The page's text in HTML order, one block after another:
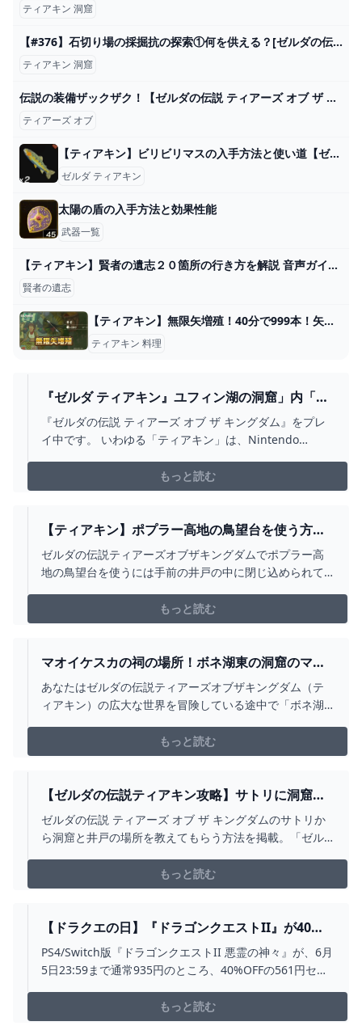
ティアキン 洞窟
【#376】石切り場の採掘抗の探索①何を供える？[ゼルダの伝説 ティアーズ オブ ザ キングダム] - YouTube
ティアキン 洞窟
伝説の装備ザックザク！【ゼルダの伝説 ティアーズ オブ ザ キングダム】#8 - YouTube
ティアーズ オブ
【ティアキン】ビリビリマスの入手方法と使い道【ゼルダの伝説ティアーズオブザキングダム】 - 神ゲー攻略
ゼルダ ティアキン
太陽の盾の入手方法と効果性能
武器一覧
【ティアキン】賢者の遺志２０箇所の行き方を解説 音声ガイドで解りやすく説明いたします Zelda TOTK ゼルダの伝説 ティアーズオブザキングダム - YouTube
賢者の遺志
【ティアキン】無限矢増殖！40分で999本！矢が足りない時の集め方 - ゼルダ攻略Wikiティアキンまとめ速報
ティアキン 料理
『ゼルダ ティアキン』ユフィン湖の洞窟」内「モ
シャピンの祠」とほこらチャレンジ「ユフィン湖
の洞窟に眠る水晶」を攻略しました - ディスディ
『ゼルダの伝説 ティアーズ オブ ザ キングダム』をプレ
イ中です。 いわゆる「ティアキン」は、Nintendo
ャーゲームです。 前回は「シスラナの祠」とほこらチャ
レンジ「ヘブラ山の北の祠と水晶」を攻略しました。 今
もっと読む
【ティアキン】ポプラー高地の鳥望台を使う方
法・ポプラー高地北の井戸の中にいる男を助ける
方法【ゼルダの伝説ティアーズオブザキングダ
ゼルダの伝説ティアーズオブザキングダムでポプラー高
地の鳥望台を使うには手前の井戸の中に閉じ込められて
除することができないので反対側に回ってスイッチを
もっと読む
マオイケスカの祠の場所！ボネ湖東の洞窟のマヨ
イとコログ【ティアキン】 とあるゲームブログの
軌跡
あなたはゼルダの伝説ティアーズオブザキングダム（テ
ィアキン）の広大な世界を冒険している途中で「ボネ湖
洞窟ではなく、中には秘密が隠されています。 その一つ
がマオイケスカの祠、そしてマヨイです
もっと読む
【ゼルダの伝説ティアキン攻略】サトリに洞窟と
井戸の場所を教えてもらう方法 ゲームサーチ
ゼルダの伝説 ティアーズ オブ ザ キングダムのサトリか
ら洞窟と井戸の場所を教えてもらう方法を掲載。「ゼル
伝説ティアキン 洞窟の場所をしりたい」という人は参考
にしてください。
もっと読む
【ドラクエの日】『ドラゴンクエストII』が40％
オフ。ロンダルキアの洞窟を抜けた先に待つ「白
い地獄」に思わず叫んだ話 - 電撃オンライン
PS4/Switch版『ドラゴンクエストII 悪霊の神々』が、6月
5日23:59まで通常935円のところ、40%OFFの561円セー
もっと読む